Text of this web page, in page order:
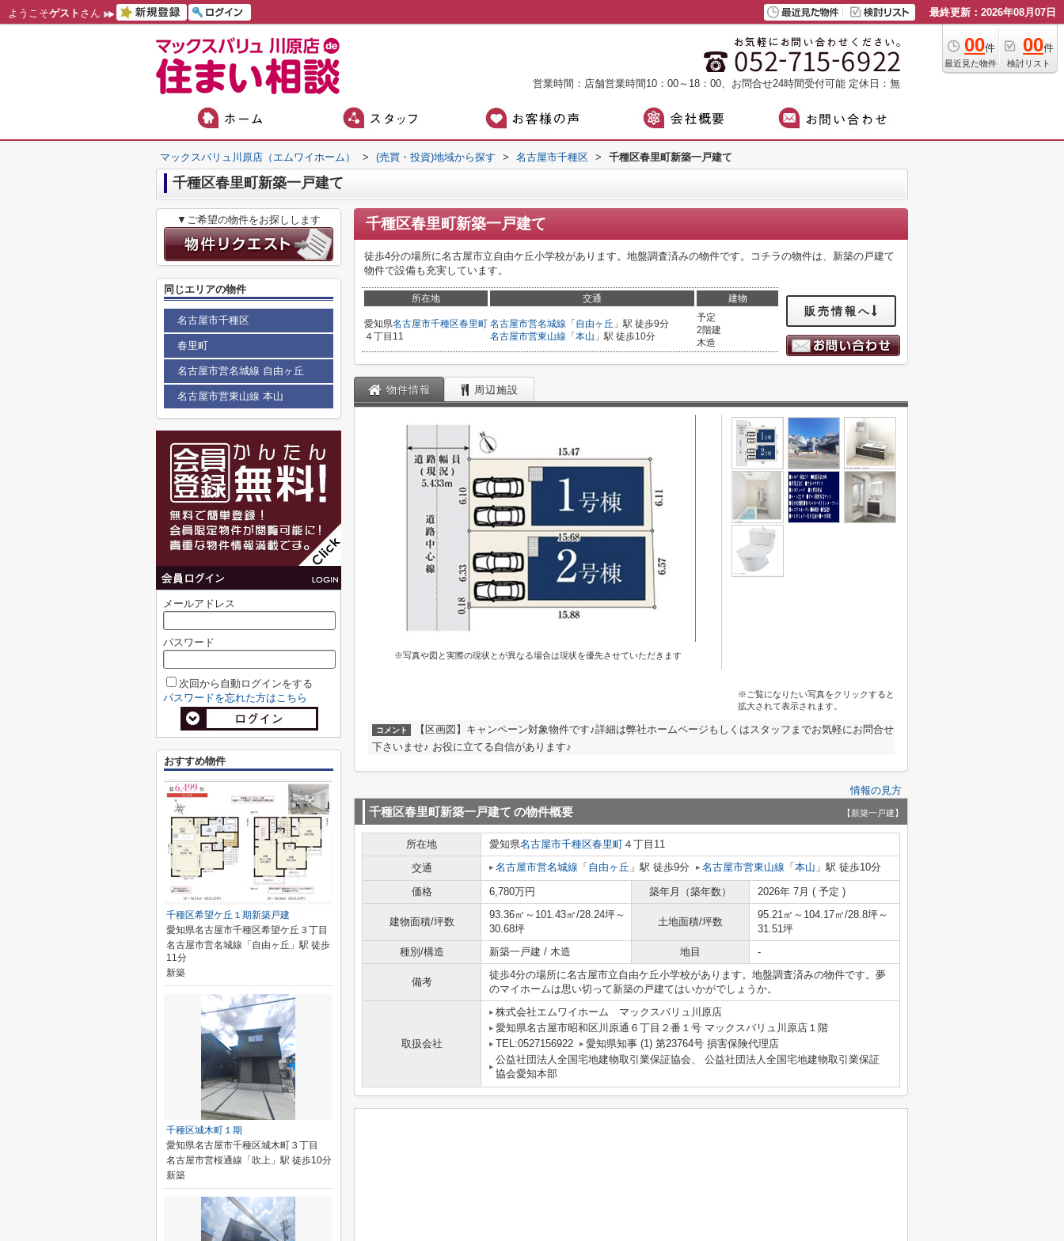
ようこそゲスト さん 最終更新：2026年08月07日
00件
最近見た物件
00件
検討リスト
営業時間：店舗営業時間10：00～18：00、お問合せ24時間受付可能 定休日：無
マックスバリュ川原店（エムワイホーム） > (売買・投資)地域から探す > 名古屋市千種区 > 千種区春里町新築一戸建て
千種区春里町新築一戸建て
千種区春里町新築一戸建て
徒歩4分の場所に名古屋市立自由ケ丘小学校があります。地盤調査済みの物件です。コチラの物件は、新築の戸建て
物件で設備も充実しています。
所在地 交通 建物
愛知県名古屋市千種区春里町
４丁目11
名古屋市営名城線 「 自由ヶ丘 」駅 徒歩9分
名古屋市営東山線 「 本山 」駅 徒歩10分
予定
2階建
木造
販売情報へ
物件情報 周辺施設
※写真や図と実際の現状とが異なる場合は現状を優先させていただきます
※ご覧になりたい写真をクリックすると
拡大されて表示されます。
コメント
【区画図】キャンペーン対象物件です♪詳細は弊社ホームページもしくはスタッフまでお気軽にお問合せ
下さいませ♪ お役に立てる自信があります♪
情報の見方
千種区春里町新築一戸建て の物件概要 【新築一戸建】
所在地 愛知県名古屋市千種区春里町 ４丁目11
交通
名古屋市営名城線 「 自由ヶ丘 」駅 徒歩9分 名古屋市営東山線 「 本山 」駅 徒歩10分
価格 6,780万円 築年月（築年数） 2026年 7月 ( 予定 )
建物面積/坪数
93.36㎡～101.43㎡/28.24坪～
30.68坪
土地面積/坪数
95.21㎡～104.17㎡/28.8坪～
31.51坪
種別/構造
新築一戸建 / 木造 地目 -
備考
徒歩4分の場所に名古屋市立自由ケ丘小学校があります。地盤調査済みの物件です。夢
のマイホームは思い切って新築の戸建てはいかがでしょうか。
取扱会社
株式会社エムワイホーム マックスバリュ川原店
愛知県名古屋市昭和区川原通６丁目２番１号 マックスバリュ川原店１階
TEL:0527156922
愛知県知事 (1) 第23764号 損害保険代理店
公益社団法人全国宅地建物取引業保証協会、 公益社団法人全国宅地建物取引業保証
協会愛知本部
▼ご希望の物件をお探しします
同じエリアの物件
名古屋市千種区
春里町
名古屋市営名城線 自由ヶ丘
名古屋市営東山線 本山
メールアドレス
パスワード
次回から自動ログインをする
パスワードを忘れた方はこちら
おすすめ物件
千種区希望ケ丘１期新築戸建
愛知県名古屋市千種区希望ケ丘３丁目
名古屋市営名城線「自由ヶ丘」駅 徒歩
11分
新築
千種区城木町１期
愛知県名古屋市千種区城木町３丁目
名古屋市営桜通線「吹上」駅 徒歩10分
新築